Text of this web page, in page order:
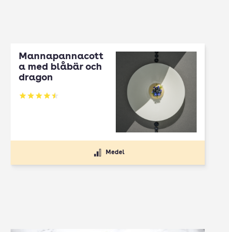
Mannapannacott
a med blåbär och
dragon
Betyg: 4.5 av 5
Medel